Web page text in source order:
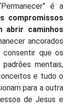
é a
compromissos
abrir caminhos
ancorados
que os
mentais,
e tudo o
para a outra
de Jesus e